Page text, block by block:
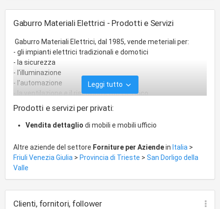
Gaburro Materiali Elettrici - Prodotti e Servizi
Gaburro Materiali Elettrici, dal 1985, vende meteriali per:
- gli impianti elettrici tradizionali e domotici
- la sicurezza
- l'illuminazione
- l'automazione
- la ventilazione e il riscaldamento elettrico
Leggi tutto
Prodotti e servizi per privati:
Vendita dettaglio di mobili e mobili ufficio
Altre aziende del settore Forniture per Aziendein Italia >
Friuli Venezia Giulia > Provincia di Trieste > San Dorligo della
Valle
Clienti, fornitori, follower